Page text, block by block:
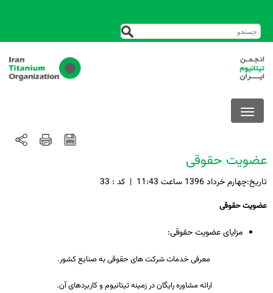
عضویت حقوقی
تاريخ:چهارم خرداد 1396 ساعت 11:43 | کد : 33
عضویت حقوقی
مزایای عضویت حقوقی:
معرفی خدمات شرکت های حقوقی به صنایع کشور.
ارائه مشاوره رایگان در زمینه تیتانیوم و کاربردهای آن.